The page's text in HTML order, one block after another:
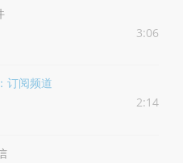
3:06
订阅频道
2:14